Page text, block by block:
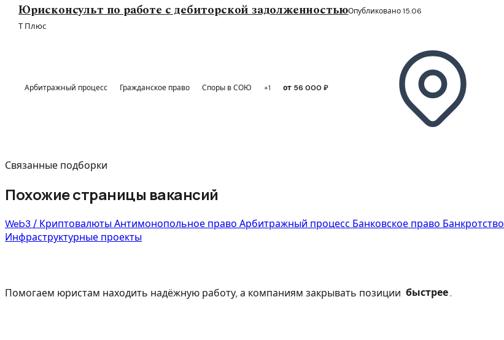
Юрисконсульт по работе с дебиторской задолженностьюОпубликовано 15.06
Т Плюс
Арбитражный процесс Гражданское право Споры в СОЮ +1 от 56 000 ₽
Связанные подборки
Похожие страницы вакансий
Web3 / КриптовалютыАнтимонопольное право Арбитражный процесс Банковское право Банкротство
Инфраструктурные проекты
Помогаем юристам находить надёжную работу, а компаниям закрывать позиции быстрее.